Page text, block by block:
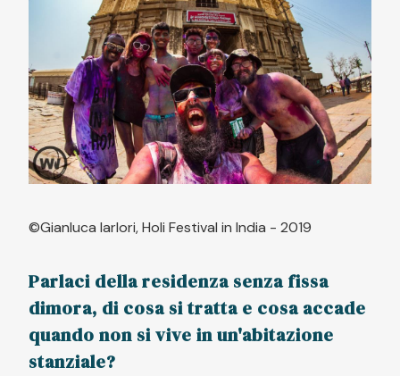
©Gianluca Iarlori, Holi Festival in India - 2019
Parlaci della residenza senza fissa
dimora, di cosa si tratta e cosa accade
quando non si vive in un'abitazione
stanziale?